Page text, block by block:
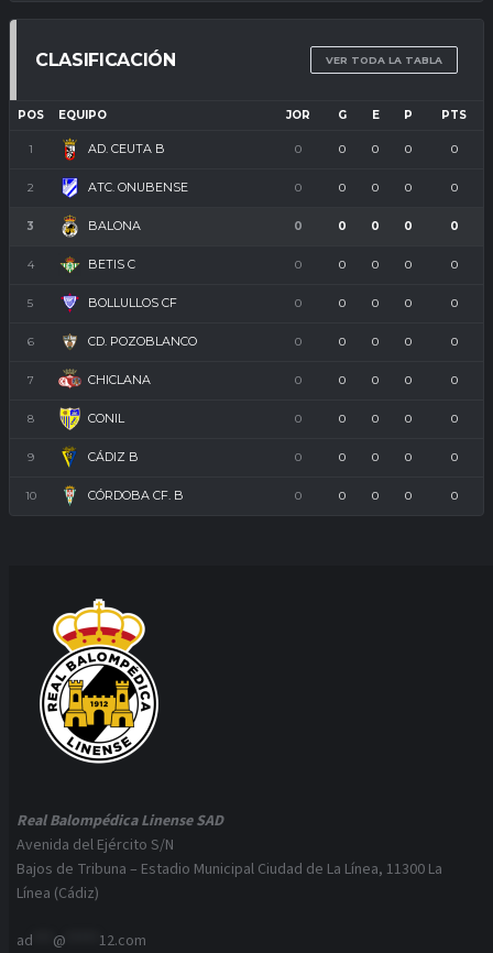
CLASIFICACIÓN VER TODA LA TABLA
POS EQUIPO JOR G E P PTS
1 AD. CEUTA B 0 0 0 0 0
2 ATC. ONUBENSE 0 0 0 0 0
3 BALONA 0 0 0 0 0
4 BETIS C 0 0 0 0 0
5 BOLLULLOS CF 0 0 0 0 0
6 CD. POZOBLANCO 0 0 0 0 0
7 CHICLANA 0 0 0 0 0
8 CONIL 0 0 0 0 0
9 CÁDIZ B 0 0 0 0 0
10 CÓRDOBA CF. B 0 0 0 0 0
Real Balompédica Linense SAD
Avenida del Ejército S/N
Bajos de Tribuna – Estadio Municipal Ciudad de La Línea, 11300 La
Línea (Cádiz)
ad @ 12.com